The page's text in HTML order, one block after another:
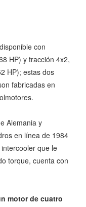
con
HP) y tracción 4x2,
HP); estas dos
fabricadas en
Alemania y
en línea de 1984
que le
torque, cuenta con
motor de cuatro